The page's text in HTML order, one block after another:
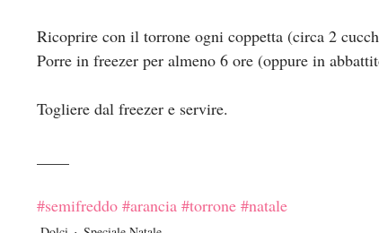
Ricoprire con il torrone ogni coppetta (circa 2
Porre in freezer per almeno 6 ore (oppure in
Togliere dal freezer e servire.
#semifreddo #arancia #torrone #natale